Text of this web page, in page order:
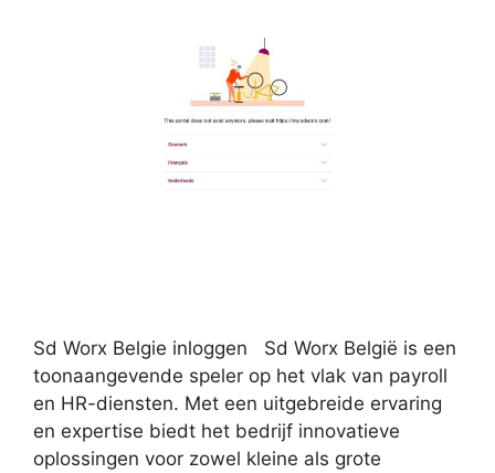
Sd Worx Belgie inloggen Sd Worx België is een
toonaangevende speler op het vlak van payroll
en HR-diensten. Met een uitgebreide ervaring
en expertise biedt het bedrijf innovatieve
oplossingen voor zowel kleine als grote